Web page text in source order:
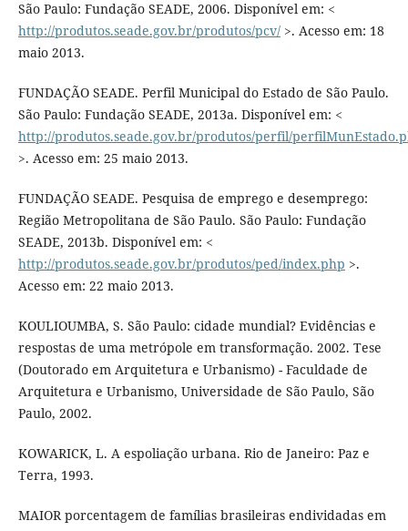
São Paulo: Fundação SEADE, 2006. Disponível em: <
http://produtos.seade.gov.br/produtos/pcv/>. Acesso em: 18
maio 2013.
FUNDAÇÃO SEADE. Perfil Municipal do Estado de São Paulo.
São Paulo: Fundação SEADE, 2013a. Disponível em: <
http://produtos.seade.gov.br/produtos/perfil/
>. Acesso em: 25 maio 2013.
FUNDAÇÃO SEADE. Pesquisa de emprego e desemprego:
Região Metropolitana de São Paulo. São Paulo: Fundação
SEADE, 2013b. Disponível em: <
http://produtos.seade.gov.br/produtos/ped/index.php >.
Acesso em: 22 maio 2013.
KOULIOUMBA, S. São Paulo: cidade mundial? Evidências e
respostas de uma metrópole em transformação. 2002. Tese
(Doutorado em Arquitetura e Urbanismo) - Faculdade de
Arquitetura e Urbanismo, Universidade de São Paulo, São
Paulo, 2002.
KOWARICK, L. A espoliação urbana. Rio de Janeiro: Paz e
Terra, 1993.
MAIOR porcentagem de famílias brasileiras endividadas em